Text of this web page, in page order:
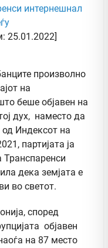
интернешнал
25.01.2022]
произволно
на
беше објавен на
дух, наместо да
Индексот на
партијата ја
Транспаренси
дека земјата е
во светот.
според
објавен
на 87 место